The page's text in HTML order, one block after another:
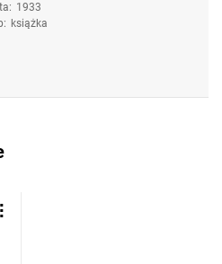
975)
: 1933
: książka